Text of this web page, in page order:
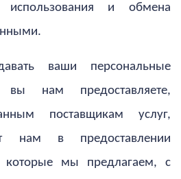
использования и обмена
ваши персональные
нам предоставляете,
поставщикам услуг,
нам в предоставлении
которые мы предлагаем, с